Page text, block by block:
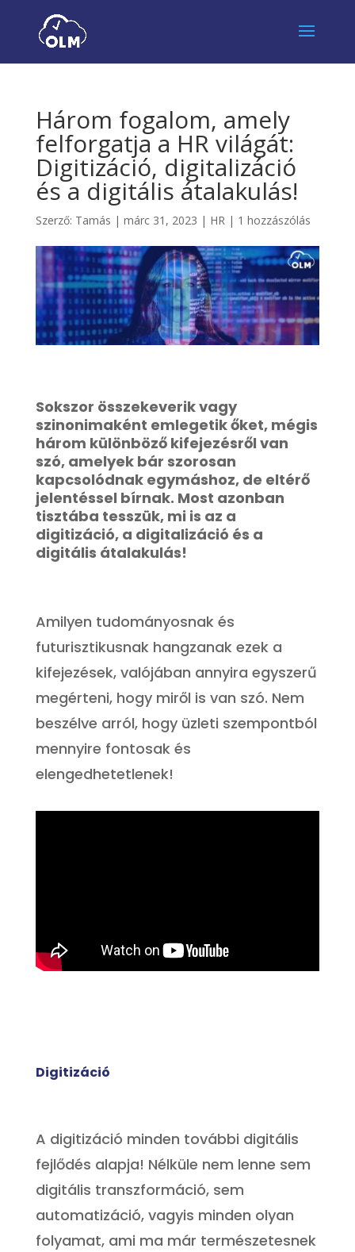
Három fogalom, amely
felforgatja a HR világát:
Digitizáció, digitalizáció
és a digitális átalakulás!
Szerző: Tamás | márc 31, 2023 | HR| 1 hozzászólás
Sokszor összekeverik vagy
szinonimaként emlegetik őket, mégis
három különböző kifejezésről van
szó, amelyek bár szorosan
kapcsolódnak egymáshoz, de eltérő
jelentéssel bírnak. Most azonban
tisztába tesszük, mi is az a
digitizáció, a digitalizáció és a
digitális átalakulás!
Amilyen tudományosnak és
futurisztikusnak hangzanak ezek a
kifejezések, valójában annyira egyszerű
megérteni, hogy miről is van szó. Nem
beszélve arról, hogy üzleti szempontból
mennyire fontosak és
elengedhetetlenek!
Digitizáció
A digitizáció minden további digitális
fejlődés alapja! Nélküle nem lenne sem
digitális transzformáció, sem
automatizáció, vagyis minden olyan
folyamat, ami ma már természetesnek